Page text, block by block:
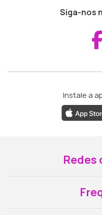
Siga-nos
Instale a
Redes